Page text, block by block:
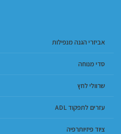
אביזרי הגנה מנפילות
סדי מנוחה
שרוולי לחץ
עזרים לתפקוד ADL
ציוד פיזיותרפיה